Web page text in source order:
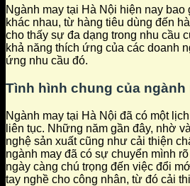
Ngành may tại Hà Nội hiện nay bao
khác nhau, từ hàng tiêu dùng đến
cho thấy sự đa dạng trong nhu cầu
khả năng thích ứng của các doanh
ứng nhu cầu đó.
Tình hình chung của ngành
Ngành may tại Hà Nội đã có một
liên tục. Những năm gần đây, nhờ
nghệ sản xuất cũng như cải thiện
ngành may đã có sự chuyển mình
ngày càng chú trọng đến việc đổi
tay nghề cho công nhân, từ đó cải